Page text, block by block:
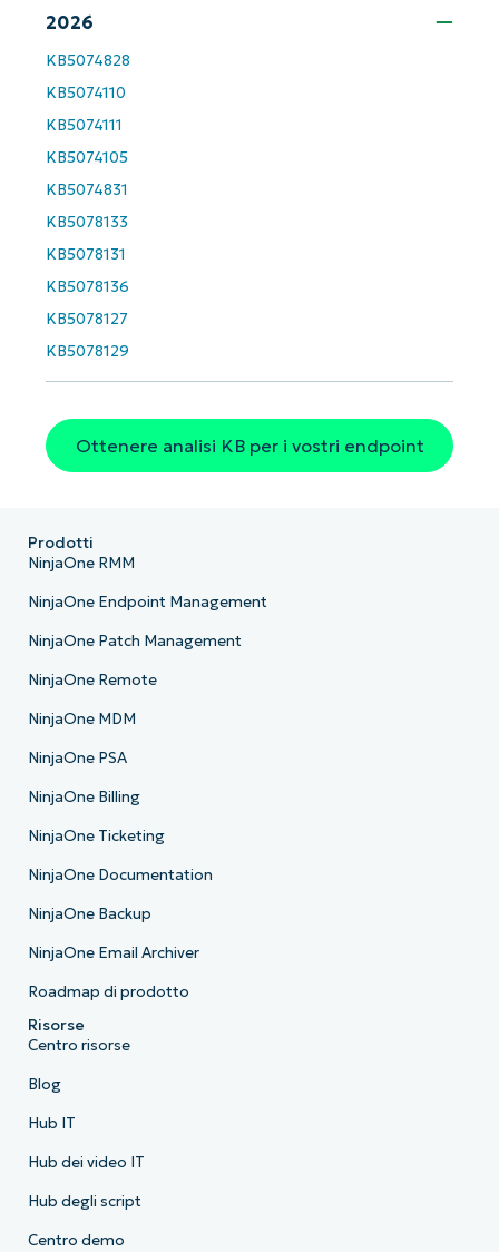
2026
KB5074828
KB5074110
KB5074111
KB5074105
KB5074831
KB5078133
KB5078131
KB5078136
KB5078127
KB5078129
Ottenere analisi KB per i vostri endpoint
and
name*
Business
email*
number*
Paese
Company
name*
Prodotti
NinjaOne RMM
NinjaOne Endpoint Management
NinjaOne Patch Management
NinjaOne Remote
NinjaOne MDM
NinjaOne PSA
NinjaOne Billing
NinjaOne Ticketing
NinjaOne Documentation
NinjaOne Backup
NinjaOne Email Archiver
Roadmap di prodotto
Risorse
Centro risorse
Blog
Hub IT
Hub dei video IT
Hub degli script
Centro demo